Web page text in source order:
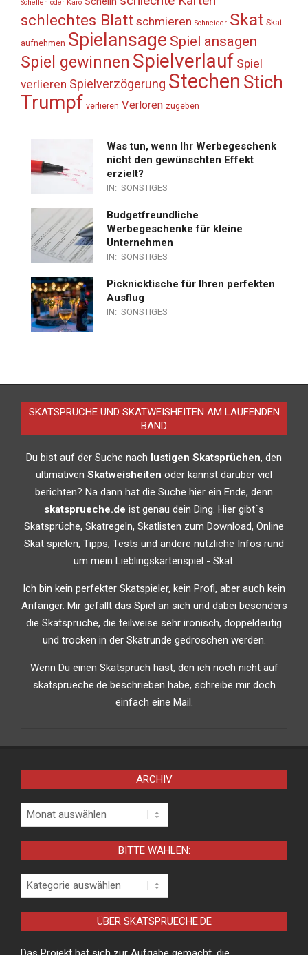
Schellen oder Karo
schlechtes Blatt schmieren Schneider Skat Skat
aufnehmen Spielansage Spiel ansagen
Spiel gewinnen Spielverlauf Spiel
verlieren Spielverzögerung Stechen Stich
Trumpf verlieren Verloren zugeben
Was tun, wenn Ihr Werbegeschenk
nicht den gewünschten Effekt
erzielt?
IN: SONSTIGES
Budgetfreundliche
Werbegeschenke für kleine
Unternehmen
IN: SONSTIGES
Picknicktische für Ihren perfekten
Ausflug
IN: SONSTIGES
SKATSPRÜCHE UND SKATWEISHEITEN AM LAUFENDEN
BAND
Du bist auf der Suche nach lustigen Skatsprüchen, den
ultimativen Skatweisheiten oder kannst darüber viel
berichten? Na dann hat die Suche hier ein Ende, denn
skatsprueche.de ist genau dein Ding. Hier gibt´s
Skatsprüche, Skatregeln, Skatlisten zum Download, Online
Skat spielen, Tipps, Tests und andere nützliche Infos rund
um mein Lieblingskartenspiel - Skat.
Ich bin kein perfekter Skatspieler, kein Profi, aber auch kein
Anfänger. Mir gefällt das Spiel an sich und dabei besonders
die Skatsprüche, die teilweise sehr ironisch, doppeldeutig
und trocken in der Skatrunde gedroschen werden.
Wenn Du einen Skatspruch hast, den ich noch nicht auf
skatsprueche.de beschrieben habe, schreibe mir doch
einfach eine Mail.
ARCHIV
Archiv
BITTE WÄHLEN:
Bitte
wählen:
ÜBER SKATSPRUECHE.DE